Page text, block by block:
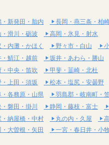
・新発田・胎内 長岡・燕三条・柏
・滑川・砺波
高岡・氷見・射水
内灘・かほく 野々市・白山
・鯖江・越前
坂井・あわら・勝山
・中央・笛吹
甲斐・韮崎・北杜
・上田・須坂
松本・塩尻・安曇野
・各務原・山県 羽島郡・岐南町・
磐田・掛川 静岡・藤枝・富士
・納屋橋・中村 丸の内・久屋
・大曽根・矢田
一宮・春日井・小